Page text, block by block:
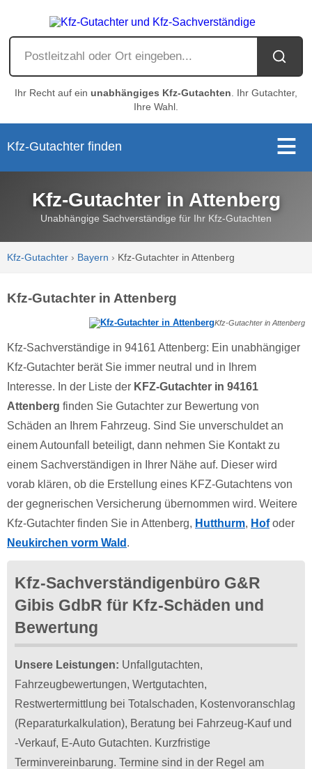
Ihr Recht auf ein unabhängiges Kfz-Gutachten . Ihr Gutachter,
Ihre Wahl.
Kfz-Gutachter finden
Kfz-Gutachter in Attenberg
Unabhängige Sachverständige für Ihr Kfz-Gutachten
Kfz-Gutachter › Bayern › Kfz-Gutachter in Attenberg
Kfz-Gutachter in Attenberg
Kfz-Gutachter in Attenberg
Kfz-Sachverständige in 94161 Attenberg: Ein unabhängiger
Kfz-Gutachter berät Sie immer neutral und in Ihrem
Interesse. In der Liste der KFZ-Gutachter in 94161
Attenberg finden Sie Gutachter zur Bewertung von
Schäden an Ihrem Fahrzeug. Sind Sie unverschuldet an
einem Autounfall beteiligt, dann nehmen Sie Kontakt zu
einem Sachverständigen in Ihrer Nähe auf. Dieser wird
vorab klären, ob die Erstellung eines KFZ-Gutachtens von
der gegnerischen Versicherung übernommen wird. Weitere
Kfz-Gutachter finden Sie in Attenberg, Hutthurm, Hofoder
Neukirchen vorm Wald .
Kfz-Sachverständigenbüro G&R
Gibis GdbR für Kfz-Schäden und
Bewertung
Unsere Leistungen: Unfallgutachten,
Fahrzeugbewertungen, Wertgutachten,
Restwertermittlung bei Totalschaden, Kostenvoranschlag
(Reparaturkalkulation), Beratung bei Fahrzeug-Kauf und
-Verkauf, E-Auto Gutachten. Kurzfristige
Terminvereinbarung. Termine sind in der Regel am